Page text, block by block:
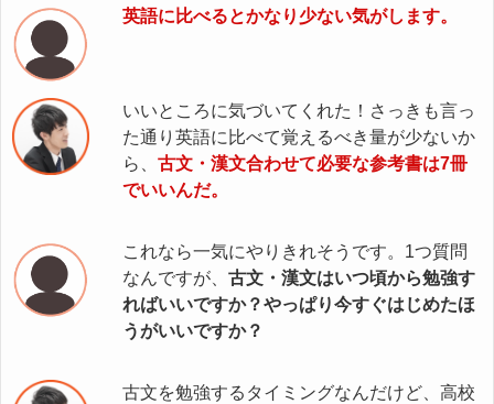
英語に比べるとかなり少ない気がします。
いいところに気づいてくれた！さっきも言っ
た通り英語に比べて覚えるべき量が少ないか
ら、 古文・漢文合わせて必要な参考書は7冊
でいいんだ。
これなら一気にやりきれそうです。1つ質問
なんですが、 古文・漢文はいつ頃から勉強す
ればいいですか？やっぱり今すぐはじめたほ
うがいいですか？
古文を勉強するタイミングなんだけど、高校